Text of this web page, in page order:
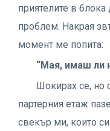
приятелите в блока
проблем. Накрая
момент ме попита:
“Мая, имаш ли
Шокирах се, но
партерния етаж
свекър ми, които